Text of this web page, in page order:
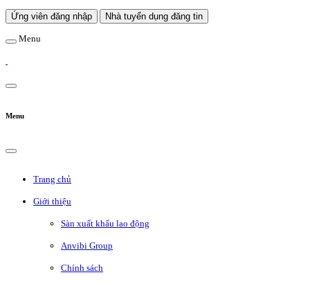
Ứng viên đăng nhập Nhà tuyển dụng đăng tin
Menu
Menu
Trang chủ
Giới thiệu
Sàn xuất khẩu lao động
Anvibi Group
Chính sách